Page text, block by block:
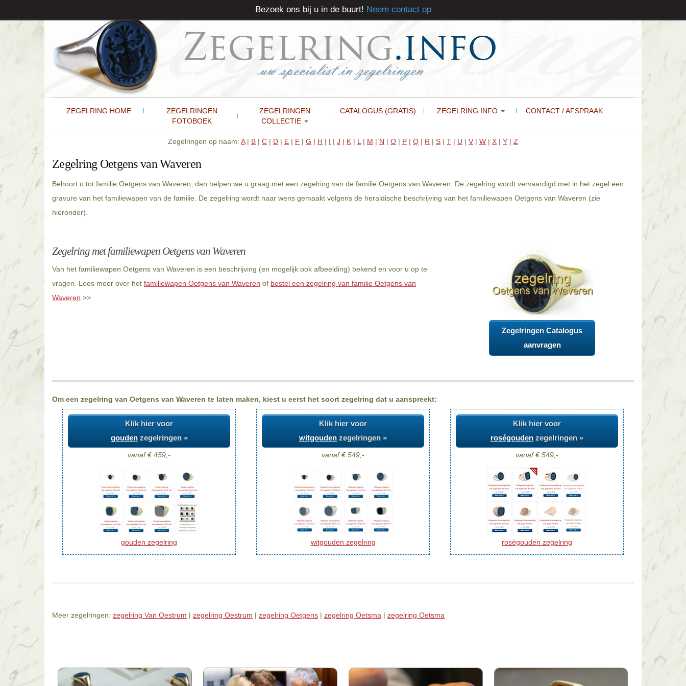
ZEGELRING HOME
ZEGELRINGEN
FOTOBOEK
ZEGELRINGEN
COLLECTIE
CATALOGUS (GRATIS) ZEGELRING INFO CONTACT / AFSPRAAK
Zegelringen op naam: A| B | C | D | E | F | G | H | I | J | K | L | M | N | O | P | Q | R | S | T | U | V | W | X | Y | Z
Zegelring Oetgens van Waveren
Behoort u tot familie Oetgens van Waveren, dan helpen we u graag met een zegelring van de familie Oetgens van Waveren. De zegelring wordt vervaardigd met in het zegel een
gravure van het familiewapen van de familie. De zegelring wordt naar wens gemaakt volgens de heraldische beschrijving van het familiewapen Oetgens van Waveren (zie
hieronder).
Zegelring met familiewapen Oetgens van Waveren
Van het familiewapen Oetgens van Waveren is een beschrijving (en mogelijk ook afbeelding) bekend en voor u op te
vragen. Lees meer over het familiewapen Oetgens van Waveren of bestel een zegelring van familie Oetgens van
Waveren >>
Zegelringen Catalogus
aanvragen
Om een zegelring van Oetgens van Waveren te laten maken, kiest u eerst het soort zegelring dat u aanspreekt:
Klik hier voor
goudenzegelringen »
vanaf € 459,-
gouden zegelring
Klik hier voor
witgouden zegelringen »
vanaf € 549,-
witgouden zegelring
Klik hier voor
roségouden zegelringen »
vanaf € 549,-
roségouden zegelring
Meer zegelringen: zegelring Van Oestrum | zegelring Oestrum | zegelring Oetgens | zegelring Oetsma | zegelring Oetsma
Bezoek ons bij u in de buurt! Neem contact op